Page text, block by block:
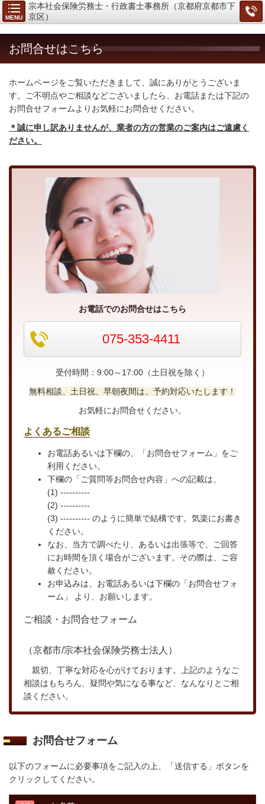
MENU
宗本社会保険労務士・行政書士事務所（京都府京都市下
京区）
お問合せはこちら
ホームページをご覧いただきまして、誠にありがとうございま
す。ご不明点やご相談などございましたら、お電話または下記の
お問合せフォームよりお気軽にお問合せください。
＊誠に申し訳ありませんが、業者の方の営業のご案内はご遠慮く
ださい。
お電話でのお問合せはこちら
075-353-4411
受付時間：9:00～17:00（土日祝を除く）
無料相談、土日祝、早朝夜間は、予約対応いたします！
お気軽にお問合せください。
よくあるご相談
お電話あるいは下欄の、「お問合せフォーム」をご
利用ください。
下欄の「ご質問等お問合せ内容」への記載は、
(1) ----------
(2) ----------
(3) ---------- のように簡単で結構です。気楽にお書き
ください。
なお、当方で調べたり、あるいは出張等で、ご回答
にお時間を頂く場合がございます。その際は、ご容
赦ください。
お申込みは、お電話あるいは下欄の「お問合せフォ
ーム」 より、お願いします。
ご相談・お問合せフォーム
（京都市/宗本社会保険労務士法人）
親切、丁寧な対応を心がけております。 上記のようなご
相談はもちろん、疑問や気になる事など、なんなりとご相
談ください。
お問合せフォーム
以下のフォームに必要事項をご記入の上、「送信する」ボタンを
クリックしてください。